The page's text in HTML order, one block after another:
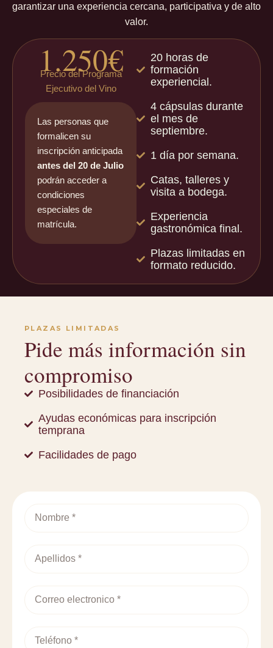
garantizar una experiencia cercana, participativa y de alto
valor.
1.250€
Precio del Programa
Ejecutivo del Vino
Las personas que
formalicen su
inscripción anticipada
antes del 20 de Julio
podrán acceder a
condiciones
especiales de
matrícula.
20 horas de
formación
experiencial.
4 cápsulas durante
el mes de
septiembre.
1 día por semana.
Catas, talleres y
visita a bodega.
Experiencia
gastronómica final.
Plazas limitadas en
formato reducido.
PLAZAS LIMITADAS
Pide más información sin
compromiso
Posibilidades de financiación
Ayudas económicas para inscripción
temprana
Facilidades de pago